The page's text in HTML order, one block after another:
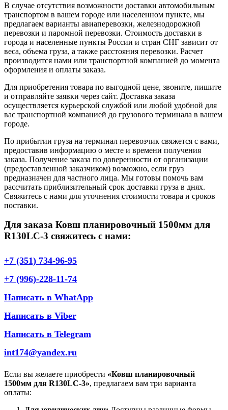
В случае отсутствия возможности доставки автомобильным
транспортом в вашем городе или населенном пункте, мы
предлагаем варианты авиаперевозки, железнодорожной
перевозки и паромной перевозки. Стоимость доставки в
города и населенные пункты России и стран СНГ зависит от
веса, объема груза, а также расстояния перевозки. Расчет
производится нами или транспортной компанией до момента
оформления и оплаты заказа.
Для приобретения товара по выгодной цене, звоните, пишите
и отправляйте заявки через сайт. Доставка заказа
осуществляется курьерской службой или любой удобной для
вас транспортной компанией до грузового терминала в вашем
городе.
По прибытии груза на терминал перевозчик свяжется с вами,
предоставив информацию о месте и времени получения
заказа. Получение заказа по доверенности от организации
(предоставленной заказчиком) возможно, если груз
предназначен для частного лица. Мы готовы помочь вам
рассчитать приблизительный срок доставки груза в днях.
Свяжитесь с нами для уточнения стоимости товара и сроков
поставки.
Для заказа Ковш планировочный 1500мм для
R130LC-3 свяжитесь с нами:
+7 (351) 734-96-95
+7 (996)-228-11-74
Написать в WhatApp
Написать в Viber
Написать в Telegram
int174@yandex.ru
Если вы желаете приобрести «Ковш планировочный
1500мм для R130LC-3», предлагаем вам три варианта
оплаты: